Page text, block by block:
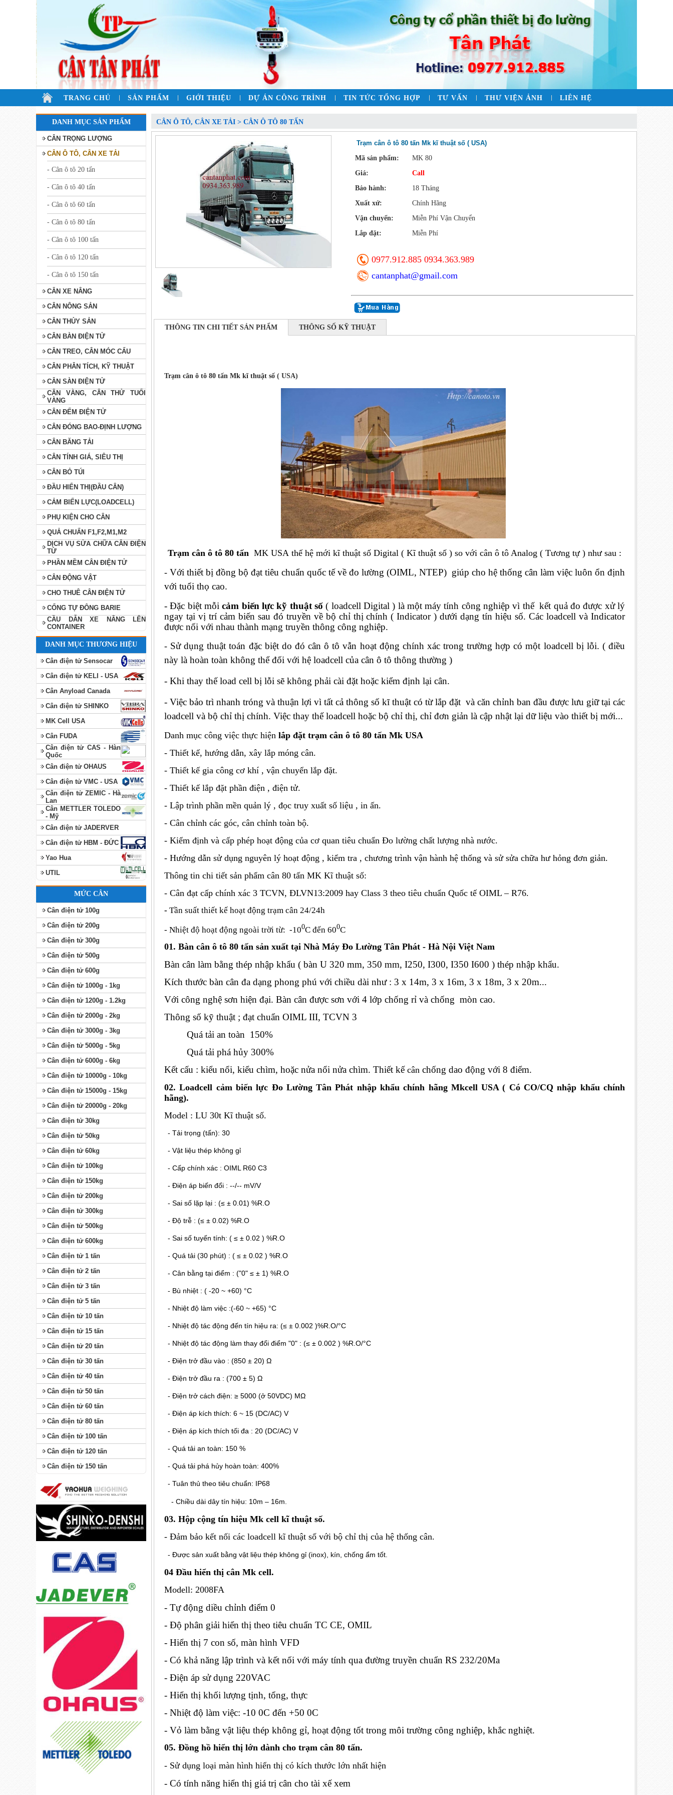
TRANG CHỦ SẢN PHẨM GIỚI THIỆU DỰ ÁN CÔNG TRÌNH TIN TỨC TỔNG HỢP TƯ VẤN THƯ VIỆN ẢNH LIÊN HỆ
DANH MỤC SẢN PHẨM
CÂN TRỌNG LƯỢNG
CÂN Ô TÔ, CÂN XE TẢI
- Cân ô tô 20 tấn
- Cân ô tô 40 tấn
- Cân ô tô 60 tấn
- Cân ô tô 80 tấn
- Cân ô tô 100 tấn
- Cân ô tô 120 tấn
- Cân ô tô 150 tấn
CÂN XE NÂNG
CÂN NÔNG SẢN
CÂN THỦY SẢN
CÂN BÀN ĐIỆN TỬ
CÂN TREO, CÂN MÓC CẨU
CÂN PHÂN TÍCH, KỸ THUẬT
CÂN SÀN ĐIỆN TỬ
CÂN VÀNG, CÂN THỬ TUỔI
VÀNG
CÂN ĐẾM ĐIỆN TỬ
CÂN ĐÓNG BAO-ĐỊNH LƯỢNG
CÂN BĂNG TẢI
CÂN TÍNH GIÁ, SIÊU THỊ
CÂN BỎ TÚI
ĐẦU HIỂN THỊ(ĐẦU CÂN)
CẢM BIẾN LỰC(LOADCELL)
PHỤ KIỆN CHO CÂN
QUẢ CHUẨN F1,F2,M1,M2
DỊCH VỤ SỬA CHỮA CÂN ĐIỆN
TỬ
PHẦN MỀM CÂN ĐIỆN TỬ
CÂN ĐỘNG VẬT
CHO THUÊ CÂN ĐIỆN TỬ
CỔNG TỰ ĐÔNG BARIE
CẦU DẪN XE NÂNG LÊN
CONTAINER
DANH MỤC THƯƠNG HIỆU
Cân điện tử Sensocar
Cân điện tử KELI - USA
Cân Anyload Canada
Cân điện tử SHINKO
MK Cell USA
Cân FUDA
Cân điện tử CAS - Hàn
Quốc
Cân điện tử OHAUS
Cân điện tử VMC - USA
Cân điện tử ZEMIC - Hà
Lan
Cân METTLER TOLEDO
- Mỹ
Cân điện tử JADERVER
Cân điện tử HBM - ĐỨC
Yao Hua
UTIL
MỨC CÂN
Cân điện tử 100g
Cân điện tử 200g
Cân điện tử 300g
Cân điện tử 500g
Cân điện tử 600g
Cân điện tử 1000g - 1kg
Cân điện tử 1200g - 1.2kg
Cân điện tử 2000g - 2kg
Cân điện tử 3000g - 3kg
Cân điện tử 5000g - 5kg
Cân điện tử 6000g - 6kg
Cân điện tử 10000g - 10kg
Cân điện tử 15000g - 15kg
Cân điện tử 20000g - 20kg
Cân điện tử 30kg
Cân điện tử 50kg
Cân điện tử 60kg
Cân điện tử 100kg
Cân điện tử 150kg
Cân điện tử 200kg
Cân điện tử 300kg
Cân điện tử 500kg
Cân điện tử 600kg
Cân điện tử 1 tấn
Cân điện tử 2 tấn
Cân điện tử 3 tấn
Cân điện tử 5 tấn
Cân điện tử 10 tấn
Cân điện tử 15 tấn
Cân điện tử 20 tấn
Cân điện tử 30 tấn
Cân điện tử 40 tấn
Cân điện tử 50 tấn
Cân điện tử 60 tấn
Cân điện tử 80 tấn
Cân điện tử 100 tấn
Cân điện tử 120 tấn
Cân điện tử 150 tấn
CÂN Ô TÔ, CÂN XE TẢI > CÂN Ô TÔ 80 TẤN
Trạm cân ô tô 80 tấn Mk kĩ thuật số ( USA)
Mã sản phẩm:
MK 80
Giá:
Call
Bảo hành:
18 Tháng
Xuất xứ:
Chính Hãng
Vận chuyển:
Miễn Phí Vận Chuyển
Lắp đặt:
Miễn Phí
0977.912.885 0934.363.989
cantanphat@gmail.com
THÔNG TIN CHI TIẾT SẢN PHẨM THÔNG SỐ KỸ THUẬT
Trạm cân ô tô 80 tấn Mk kĩ thuật số ( USA)
Trạm cân ô tô 80 tấn MK USA thế hệ mới kĩ thuật số Digital ( Kĩ thuật số ) so với cân ô tô Analog ( Tương tự ) như sau :
- Với thiết bị đồng bộ đạt tiêu chuẩn quốc tế về đo lường (OIML, NTEP) giúp cho hệ thống cân làm việc luôn ổn định
với tuổi thọ cao.
- Đặc biệt mỗicảm biến lực kỹ thuật số( loadcell Digital ) là một máy tính công nghiệp vì thế kết quả đo được xử lý
ngay tại vị trí cảm biến sau đó truyền về bộ chỉ thị chính ( Indicator ) dưới dạng tín hiệu số. Các loadcell và Indicator
được nối với nhau thành mạng truyền thông công nghiệp.
- Sử dụng thuật toán đặc biệt do đó cân ô tô vẫn hoạt động chính xác trong trường hợp có một loadcell bị lỗi. ( điều
này là hoàn toàn không thể đối với hệ loadcell của cân ô tô thông thường )
- Khi thay thế load cell bị lỗi sẽ không phải cài đặt hoặc kiểm định lại cân.
- Việc bảo trì nhanh tróng và thuận lợi vì tất cả thông số kĩ thuật có từ lắp đặt và căn chỉnh ban đầu được lưu giữ tại các
loadcell và bộ chỉ thị chính. Việc thay thế loadcell hoặc bộ chỉ thị, chỉ đơn giản là cập nhật lại dữ liệu vào thiết bị mới...
Danh mục công việc thực hiện lắp đặt trạm cân ô tô 80 tấn Mk USA
- Thiết kế, hướng dẫn, xây lắp móng cân.
- Thiết kế gia công cơ khí , vận chuyển lắp đặt.
- Thiết kế lắp đặt phần điện , điện tử.
- Lập trình phần mền quản lý , đọc truy xuất số liệu , in ấn.
- Cân chỉnh các góc, cân chỉnh toàn bộ.
- Kiểm định và cấp phép hoạt động của cơ quan tiêu chuẩn Đo lường chất lượng nhà nước.
- Hướng dẫn sử dụng nguyên lý hoạt động , kiểm tra , chương trình vận hành hệ thống và sử sửa chữa hư hỏng đơn giản.
Thông tin chi tiết sản phẩm cân 80 tấn MK Kĩ thuật số:
- Cân đạt cấp chính xác 3 TCVN, ĐLVN13:2009 hay Class 3 theo tiêu chuẩn Quốc tế OIML – R76.
- Tần suất thiết kế hoạt động trạm cân 24/24h
- Nhiệt độ hoạt động ngoài trời từ: -100C đến 600C
01. Bàn cân ô tô 80 tấn sản xuất tại Nhà Máy Đo Lường Tân Phát - Hà Nội Việt Nam
Bàn cân làm bằng thép nhập khẩu ( bàn U 320 mm, 350 mm, I250, I300, I350 I600 ) thép nhập khẩu.
Kích thước bàn cân đa dạng phong phú với chiều dài như : 3 x 14m, 3 x 16m, 3 x 18m, 3 x 20m...
Với công nghệ sơn hiện đại. Bàn cân được sơn với 4 lớp chống rỉ và chống mòn cao.
Thông số kỹ thuật ; đạt chuẩn OIML III, TCVN 3
Quá tải an toàn 150%
Quá tải phá hủy 300%
Kết cấu : kiểu nổi, kiểu chìm, hoặc nửa nổi nửa chìm. Thiết kếcân chống dao động với 8 điểm.
02. Loadcell cảm biến lực Đo Lường Tân Phát nhập khẩu chính hãng Mkcell USA ( Có CO/CQ nhập khẩu chính
hãng).
Model : LU 30t Kĩ thuật số.
- Tải trọng (tấn): 30
- Vật liệu thép không gỉ
- Cấp chính xác : OIML R60 C3
- Điện áp biến đổi : --/-- mV/V
- Sai số lặp lại : (≤ ± 0.01) %R.O
- Độ trễ : (≤ ± 0.02) %R.O
- Sai số tuyến tính: ( ≤ ± 0.02 ) %R.O
- Quá tải (30 phút) : ( ≤ ± 0.02 ) %R.O
- Cân bằng tại điểm : ("0" ≤ ± 1) %R.O
- Bù nhiệt : ( -20 ~ +60) °C
- Nhiệt độ làm việc :(-60 ~ +65) °C
- Nhiệt độ tác động đến tín hiệu ra: (≤ ± 0.002 )%R.O/°C
- Nhiệt độ tác động làm thay đổi điểm "0" : (≤ ± 0.002 ) %R.O/°C
- Điện trở đầu vào : (850 ± 20) Ω
- Điện trở đầu ra : (700 ± 5) Ω
- Điện trở cách điện: ≥ 5000 (ở 50VDC) MΩ
- Điện áp kích thích: 6 ~ 15 (DC/AC) V
- Điện áp kích thích tối đa : 20 (DC/AC) V
- Quá tải an toàn: 150 %
- Quá tải phá hủy hoàn toàn: 400%
- Tuân thủ theo tiêu chuẩn: IP68
- Chiều dài dây tín hiệu: 10m – 16m.
03. Hộp cộng tín hiệu Mk cell kĩ thuật số.
- Đảm bảo kết nối các loadcell kĩ thuật số với bộ chỉ thị của hệ thống cân.
- Được sản xuất bằng vật liệu thép không gỉ (inox), kín, chống ẩm tốt.
04 Đầu hiển thị cân Mk cell.
Modell: 2008FA
- Tự động diều chỉnh điểm 0
- Độ phân giải hiển thị theo tiêu chuẩn TC CE, OMIL
- Hiển thị 7 con số, màn hình VFD
- Có khả năng lập trình và kết nối với máy tính qua đường truyền chuẩn RS 232/20Ma
- Điện áp sử dụng 220VAC
- Hiển thị khối lượng tịnh, tổng, thực
- Nhiệt độ làm việc: -10 0C đến +50 0C
- Vỏ làm bằng vật liệu thép không gỉ, hoạt động tốt trong môi trường công nghiệp, khắc nghiệt.
05. Đồng hồ hiển thị lớn dành cho trạm cân 80 tấn.
- Sử dụng loại màn hình hiển thị có kích thước lớn nhất hiện
- Có tính năng hiển thị giá trị cân cho tài xế xem